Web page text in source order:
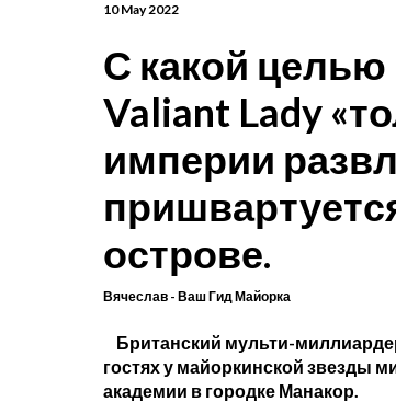
10 May 2022
С какой
Valiant Lady
империи
острове.
Вячеслав - Ваш Гид Майорка
Британский мульти-
гостях у майоркинской звезды
академии в городке Манакор.